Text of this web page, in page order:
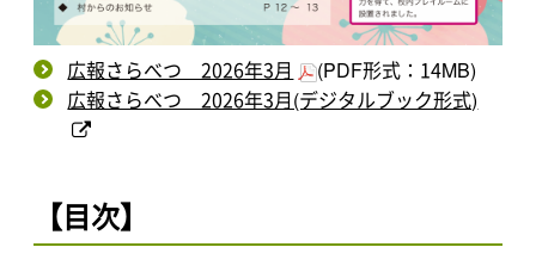
広報さらべつ 2026年3月
(PDF形式：14MB)
広報さらべつ 2026年3月(デジタルブック形式)
【目次】